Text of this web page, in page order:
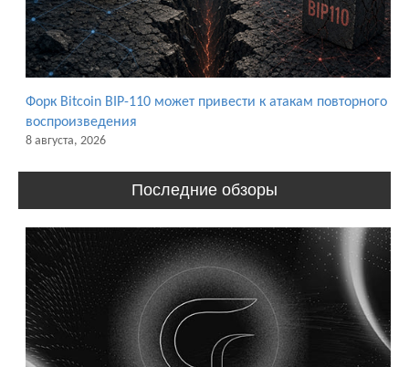
Форк Bitcoin BIP-110 может привести к атакам повторного
воспроизведения
8 августа, 2026
Последние обзоры